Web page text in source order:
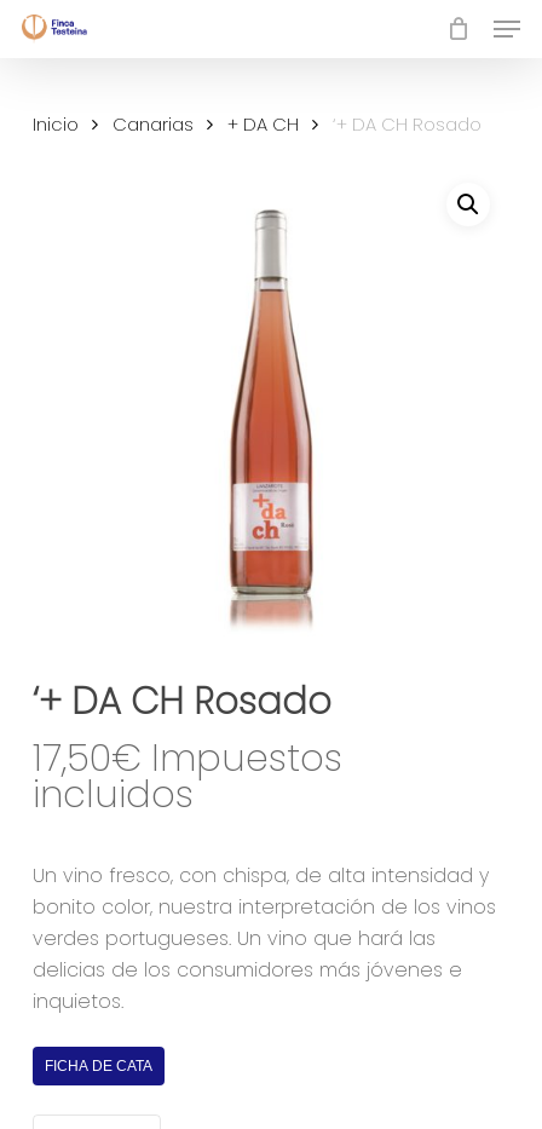
Skip
Inicio Canarias + DA CH ‘+ DA CH Rosado
‘+ DA CH Rosado
17,50€
Un vino fresco, con chispa, de alta intensidad y
bonito color, nuestra interpretación de los vinos
verdes portugueses. Un vino que hará las
delicias de los consumidores más jóvenes e
inquietos.
FICHA DE CATA